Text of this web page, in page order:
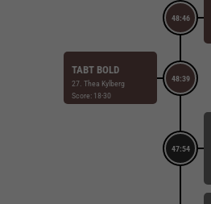
48:46
48:39
TABT BOLD
27. Thea Kylberg
Score: 18-30
47:54